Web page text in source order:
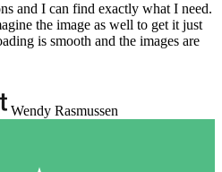
and I can find exactly what I need.
the image as well to get it just
is smooth and the images are
Wendy Rasmussen